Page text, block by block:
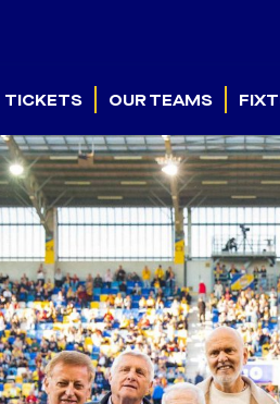
TICKETS OUR TEAMS